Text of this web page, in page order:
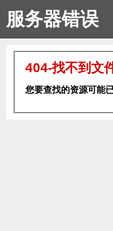
服务器错误
404-找不到文
您要查找的资源可能